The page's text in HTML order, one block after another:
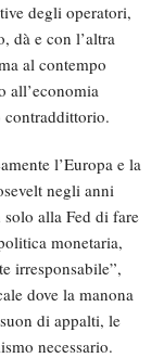
degli operatori,
dà e con l’altra
al contempo
all’economia
l’Europa e la
negli anni
solo alla Fed di fare
monetaria,
irresponsabile”,
dove la manona
di appalti, le
necessario.